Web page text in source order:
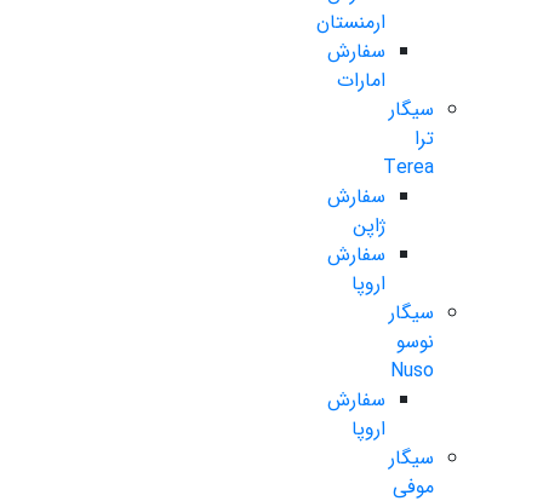
ارمنستان
سفارش
امارات
سیگار
ترا
Terea
سفارش
ژاپن
سفارش
اروپا
سیگار
نوسو
Nuso
سفارش
اروپا
سیگار
موفی